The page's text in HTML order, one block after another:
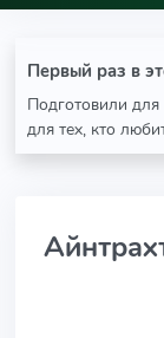
Первый раз в
Подготовили
для тех, кто